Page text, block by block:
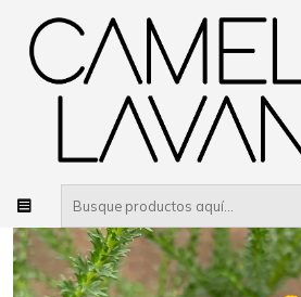
Inicio Planta Plantas De fácil cuidado